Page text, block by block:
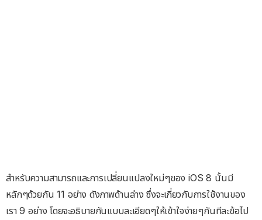
สำหรับความสามารถและการเปลี่ยนแปลงใหม่ๆของ iOS 8 นั้นมี
หลักๆด้วยกัน 11 อย่าง ดังภาพด้านล่าง ซึ่งจะเกี่ยวกับการใช้งานของ
เรา 9 อย่าง โดยจะอธิบายกันแบบละเอียดๆให้เข้าใจง่ายๆกันทีละข้อไป